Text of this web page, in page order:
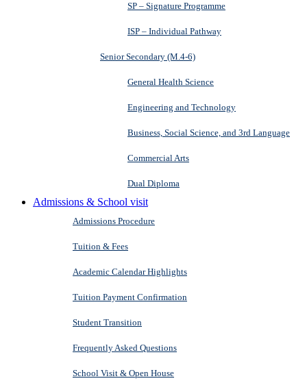
SP – Signature Programme
ISP – Individual Pathway
Senior Secondary (M.4-6)
General Health Science
Engineering and Technology
Business, Social Science, and 3rd Language
Commercial Arts
Dual Diploma
Admissions & School visit
Admissions Procedure
Tuition & Fees
Academic Calendar Highlights
Tuition Payment Confirmation
Student Transition
Frequently Asked Questions
School Visit & Open House